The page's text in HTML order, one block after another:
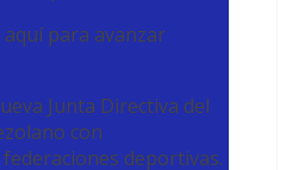
aquí para avanzar
Junta Directiva del
con
deportivas.